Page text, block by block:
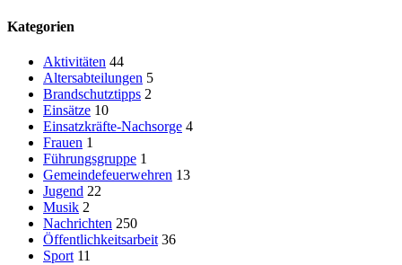
Kategorien
Aktivitäten 44
Altersabteilungen 5
Brandschutztipps 2
Einsätze 10
Einsatzkräfte-Nachsorge 4
Frauen 1
Führungsgruppe 1
Gemeindefeuerwehren 13
Jugend 22
Musik 2
Nachrichten 250
Öffentlichkeitsarbeit 36
Sport 11